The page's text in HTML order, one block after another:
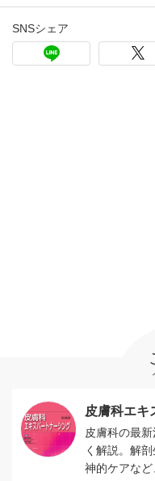
SNSシェア
皮膚科エキ
皮膚科の最
く解説。解
神的ケアな